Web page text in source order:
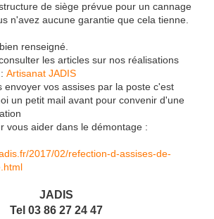
de siège prévue pour un cannage
n'avez aucune garantie que cela tienne.
renseigné.
les articles sur nos réalisations
Artisanat JADIS
envoyer vos assises par la poste c'est
un petit mail avant pour convenir d'une
vous aider dans le démontage :
2017/02/refection-d-assises-de-
JADIS
Tel 03 86 27 24 47